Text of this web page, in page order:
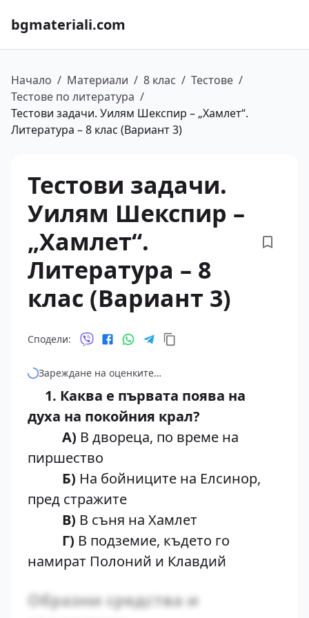
bgmateriali.com
Начало / Материали / 8 клас / Тестове /
Тестове по литература /
Тестови задачи. Уилям Шекспир – „Хамлет“.
Литература – 8 клас (Вариант 3)
Тестови задачи.
Уилям Шекспир –
„Хамлет“.
Литература – 8
клас (Вариант 3)
Сподели:
Зареждане на оценките…
1. Каква е първата поява на
духа на покойния крал?
А) В двореца, по време на
пиршество
Б) На бойниците на Елсинор,
пред стражите
В) В съня на Хамлет
Г) В подземие, където го
намират Полоний и Клавдий
Образни средства и